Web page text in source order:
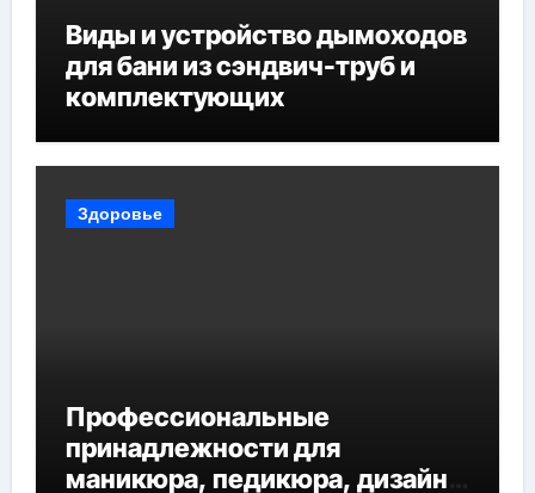
Виды и устройство дымоходов
для бани из сэндвич-труб и
комплектующих
Здоровье
Профессиональные
принадлежности для
маникюра, педикюра, дизайна